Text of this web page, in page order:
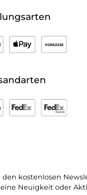
den kostenlosen
Neuigkeit oder